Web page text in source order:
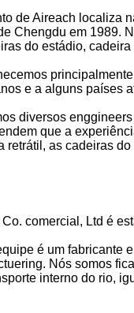
de Aireach localiza
Chengdu em 1989.
do estádio,
e a alguns países
diversos
que a
retrátil, as cadeiras
comercial, Ltd é
é um fabricante
Nós somos
interno do rio,